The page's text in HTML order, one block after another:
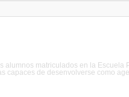
matriculados en la Escuela
capaces de desenvolverse como